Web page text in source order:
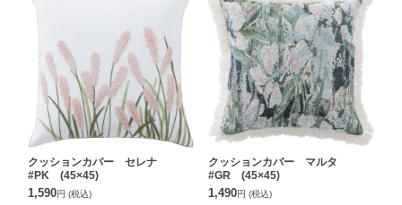
クッションカバー セレナ
#PK (45×45)
1,590円 (税込)
クッションカバー マルタ
#GR (45×45)
1,490円 (税込)